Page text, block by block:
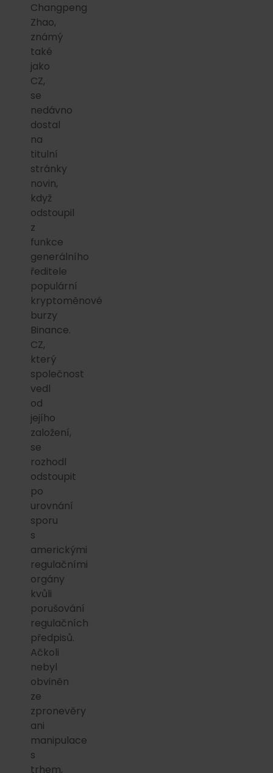
Changpeng
Zhao,
známý
také
jako
CZ,
se
nedávno
dostal
na
titulní
stránky
novin,
když
odstoupil
z
funkce
generálního
ředitele
populární
kryptoměnové
burzy
Binance.
CZ,
který
společnost
vedl
od
jejího
založení,
se
rozhodl
odstoupit
po
urovnání
sporu
s
americkými
regulačními
orgány
kvůli
porušování
regulačních
předpisů.
Ačkoli
nebyl
obviněn
ze
zpronevěry
ani
manipulace
s
trhem,